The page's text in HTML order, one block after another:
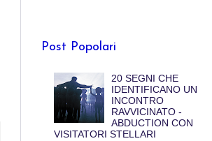
Post Popolari
20 SEGNI CHE
IDENTIFICANO UN
INCONTRO
RAVVICINATO -
ABDUCTION CON
VISITATORI STELLARI